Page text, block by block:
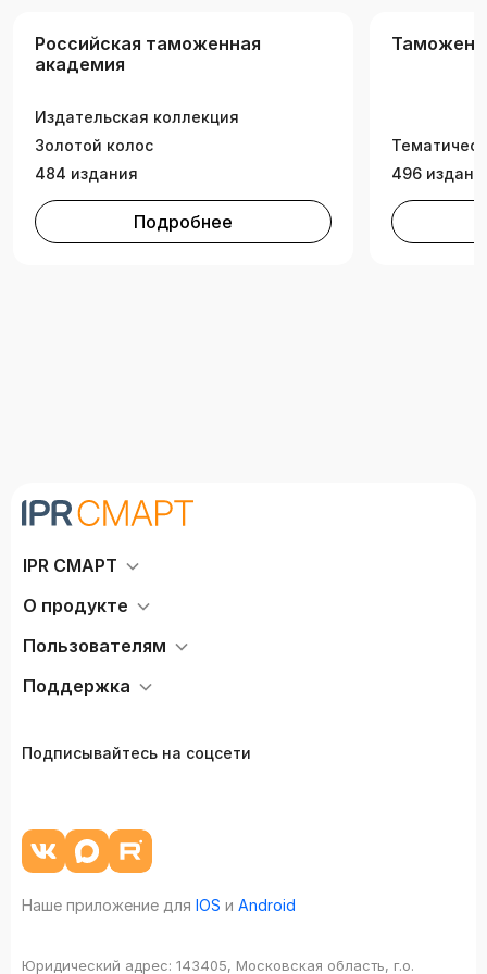
Российская таможенная
академия
Издательская коллекция
Золотой колос
484 издания
Подробнее
496
IPR СМАРТ
О продукте
Пользователям
Поддержка
Подписывайтесь на соцсети
Наше приложение для IOS и Android
Юридический адрес: 143405, Московская область, г.о.